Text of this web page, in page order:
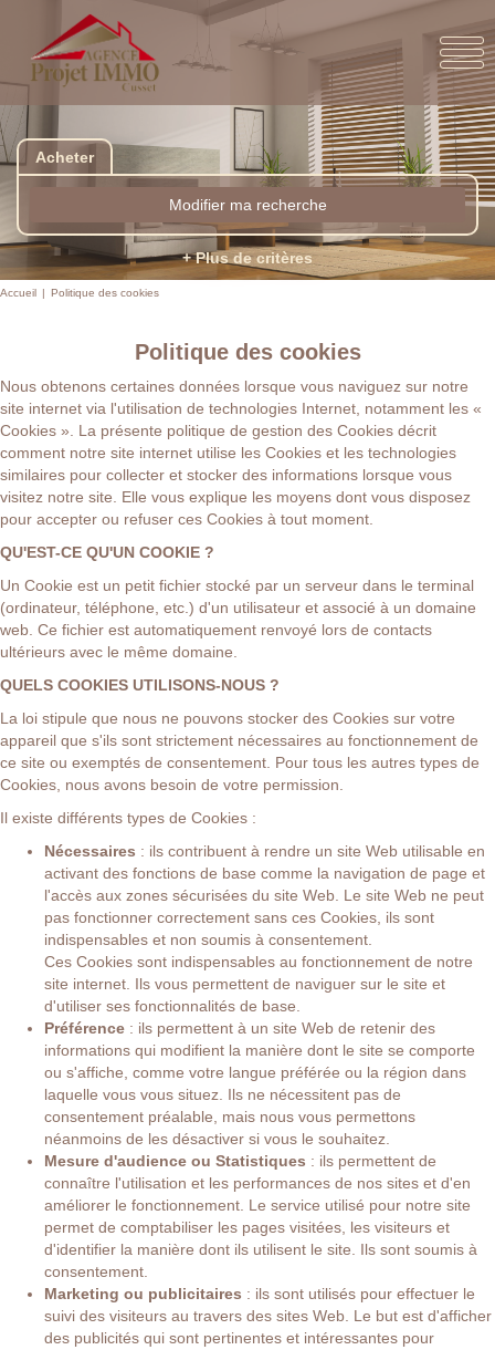
Acheter
Modifier ma recherche
+ Plus de critères
Accueil Politique des cookies
Politique des cookies
Nous obtenons certaines données lorsque vous naviguez sur notre
site internet via l'utilisation de technologies Internet, notamment les «
Cookies ». La présente politique de gestion des Cookies décrit
comment notre site internet utilise les Cookies et les technologies
similaires pour collecter et stocker des informations lorsque vous
visitez notre site. Elle vous explique les moyens dont vous disposez
pour accepter ou refuser ces Cookies à tout moment.
QU'EST-CE QU'UN COOKIE ?
Un Cookie est un petit fichier stocké par un serveur dans le terminal
(ordinateur, téléphone, etc.) d'un utilisateur et associé à un domaine
web. Ce fichier est automatiquement renvoyé lors de contacts
ultérieurs avec le même domaine.
QUELS COOKIES UTILISONS-NOUS ?
La loi stipule que nous ne pouvons stocker des Cookies sur votre
appareil que s'ils sont strictement nécessaires au fonctionnement de
ce site ou exemptés de consentement. Pour tous les autres types de
Cookies, nous avons besoin de votre permission.
Il existe différents types de Cookies :
Nécessaires : ils contribuent à rendre un site Web utilisable en
activant des fonctions de base comme la navigation de page et
l'accès aux zones sécurisées du site Web. Le site Web ne peut
pas fonctionner correctement sans ces Cookies, ils sont
indispensables et non soumis à consentement.
Ces Cookies sont indispensables au fonctionnement de notre
site internet. Ils vous permettent de naviguer sur le site et
d'utiliser ses fonctionnalités de base.
Préférence : ils permettent à un site Web de retenir des
informations qui modifient la manière dont le site se comporte
ou s'affiche, comme votre langue préférée ou la région dans
laquelle vous vous situez. Ils ne nécessitent pas de
consentement préalable, mais nous vous permettons
néanmoins de les désactiver si vous le souhaitez.
Mesure d'audience ou Statistiques : ils permettent de
connaître l'utilisation et les performances de nos sites et d'en
améliorer le fonctionnement. Le service utilisé pour notre site
permet de comptabiliser les pages visitées, les visiteurs et
d'identifier la manière dont ils utilisent le site. Ils sont soumis à
consentement.
Marketing ou publicitaires : ils sont utilisés pour effectuer le
suivi des visiteurs au travers des sites Web. Le but est d'afficher
des publicités qui sont pertinentes et intéressantes pour